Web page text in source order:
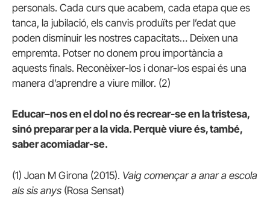
personals. Cada curs que acabem, cada etapa que es
tanca, la jubilació, els canvis produïts per l’edat que
poden disminuir les nostres capacitats… Deixen una
empremta. Potser no donem prou importància a
aquests finals. Reconèixer-los i donar-los espai és una
manera d’aprendre a viure millor. (2)
Educar–nos en el dol no és recrear-se en la tristesa,
sinó preparar per a la vida. Perquè viure és, també,
saber acomiadar-se.
(1) Joan M Girona (2015). Vaig començar a anar a escola
als sis anys (Rosa Sensat)